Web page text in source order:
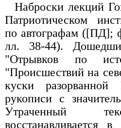
Наброски лекций
Патриотическом
по автографам
лл. 38-44).
"Отрывков по
"Происшествий на
куски разорванной
рукописи с
Утраченный
восстанавливается